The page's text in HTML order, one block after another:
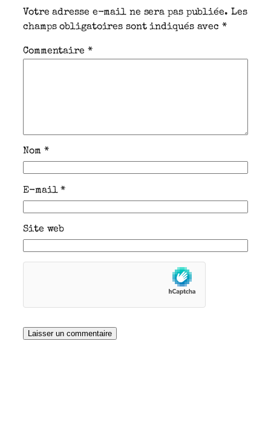
Votre adresse e-mail ne sera pas publiée. Les
champs obligatoires sont indiqués avec*
Commentaire *
Nom *
E-mail*
Site web